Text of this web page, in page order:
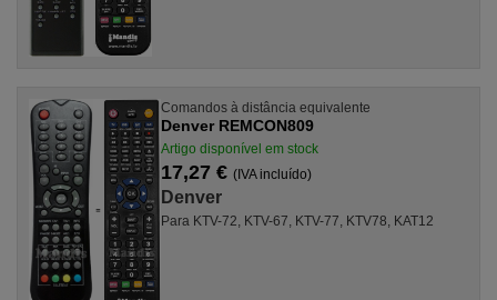
Comandos à distância equivalente
Denver REMCON809
Artigo disponível em stock
17,27 €(IVA incluído)
Denver
Para KTV-72, KTV-67, KTV-77, KTV78, KAT12